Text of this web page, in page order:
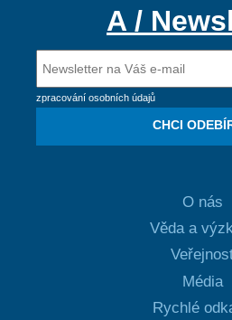
A /
zpracování osobních údajů
CHCI
O nás
Věda a
Média
Rychlé